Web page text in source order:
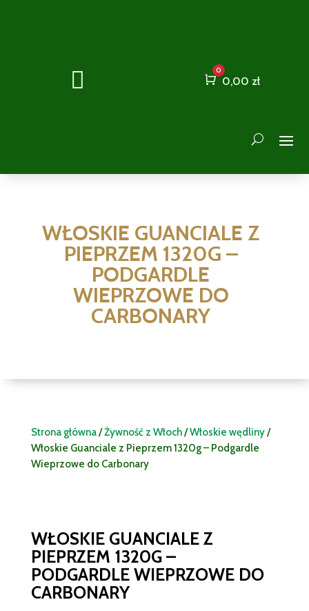
 Cart
0
0,00 zł
WŁOSKIE GUANCIALE Z
PIEPRZEM 1320G –
PODGARDLE
WIEPRZOWE DO
CARBONARY
Strona główna/Żywność z Włoch/Włoskie wędliny/
Włoskie Guanciale z Pieprzem 1320g – Podgardle
Wieprzowe do Carbonary
WŁOSKIE GUANCIALE Z
PIEPRZEM 1320G –
PODGARDLE WIEPRZOWE DO
CARBONARY